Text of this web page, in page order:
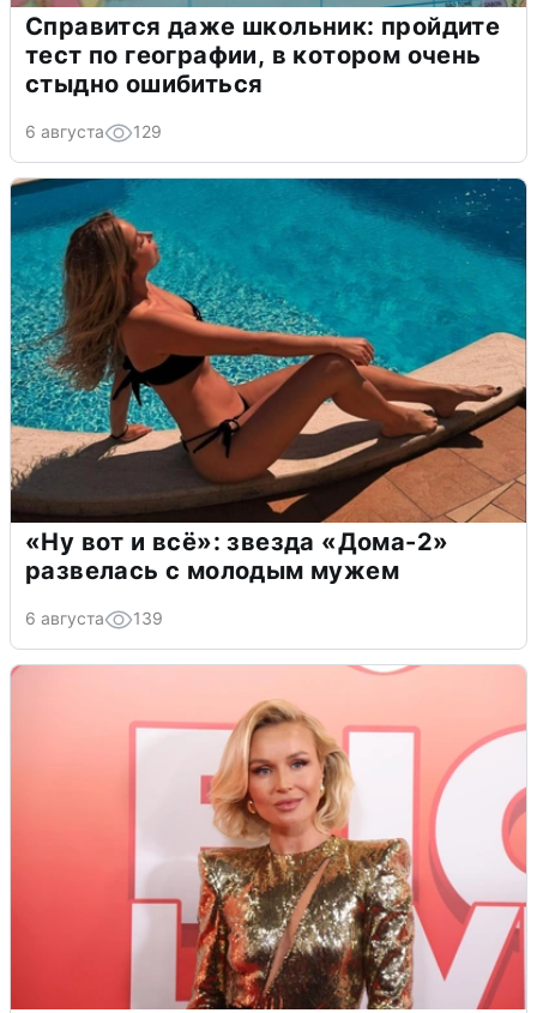
Справится даже школьник: пройдите
тест по географии, в котором очень
стыдно ошибиться
6 августа 129
«Ну вот и всё»: звезда «Дома-2»
развелась с молодым мужем
6 августа 139